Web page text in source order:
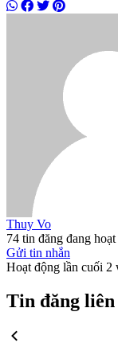
Thuy Vo
74 tin đăng đang
Gửi tin nhắn
Hoạt động lần cuối 2
Tin đăng liên